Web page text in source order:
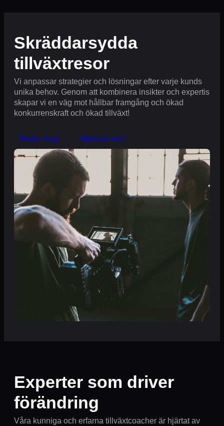
Skräddarsydda
tillväxtresor
Vi anpassar strategier och lösningar efter varje kunds
unika behov. Genom att kombinera insikter och expertis
skapar vi en väg mot hållbar framgång och ökad
konkurrenskraft och ökad tillväxt!
Starta idag! → Upptäck mer!
Experter som driver
förändring
Våra kunniga och erfarna tillväxtcoacher är hjärtat av